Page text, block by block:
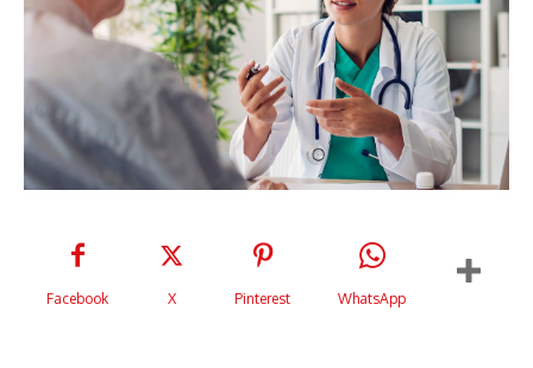
Facebook X Pinterest WhatsApp